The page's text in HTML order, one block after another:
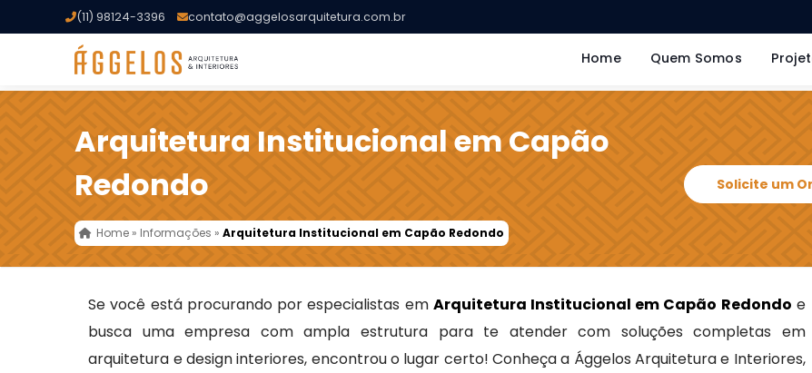
(11) 98124-3396 contato@aggelosarquitetura.com.br
Home Quem Somos
Arquitetura Institucional em Capão
Redondo
Home » Informações »Arquitetura Institucional em Capão Redondo
Solicite um
Se você está procurando por especialistas em Arquitetura Institucional em Capão Redondo e
busca uma empresa com ampla estrutura para te atender com soluções completas em
arquitetura e design interiores, encontrou o lugar certo! Conheça a Ággelos Arquitetura e Interiores,